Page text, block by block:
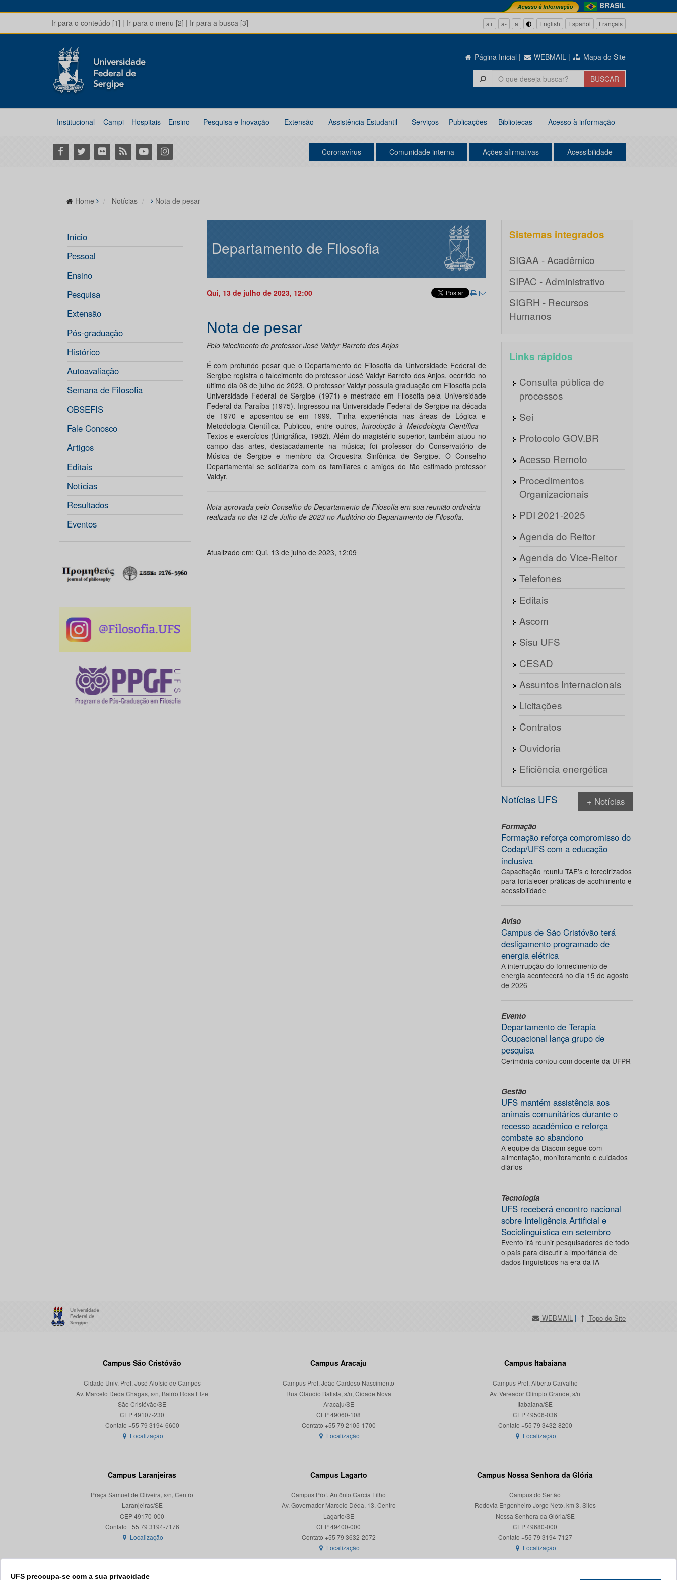
BRASIL
Ir para o conteúdo [1] | Ir para o menu [2] | Ir para a busca [3] a+ a- a English Español Français
Página Inicial | WEBMAIL | Mapa do Site
Institucional Campi Hospitais Ensino Pesquisa e Inovação Extensão Assistência Estudantil Serviços Publicações Bibliotecas Acesso à informação
Facebook
Twitter Flickr RSS YoutubeInstagram Coronavírus Comunidade interna Ações afirmativas Acessibilidade
UFS preocupa-se com a sua privacidade
Home Notícias Nota de pesar
Início
Pessoal
Ensino
Pesquisa
Extensão
Pós-graduação
Histórico
Autoavaliação
Semana de Filosofia
OBSEFIS
Fale Conosco
Artigos
Editais
Notícias
Resultados
Eventos
Departamento de Filosofia
Qui, 13 de julho de 2023, 12:00
Nota de pesar
Pelo falecimento do professor José Valdyr Barreto dos Anjos
É com profundo pesar que o Departamento de Filosofia da Universidade Federal de
Sergipe registra o falecimento do professor José Valdyr Barreto dos Anjos, ocorrido no
último dia 08 de julho de 2023. O professor Valdyr possuía graduação em Filosofia pela
Universidade Federal de Sergipe (1971) e mestrado em Filosofia pela Universidade
Federal da Paraíba (1975). Ingressou na Universidade Federal de Sergipe na década
de 1970 e aposentou-se em 1999. Tinha experiência nas áreas de Lógica e
Metodologia Científica. Publicou, entre outros, Introdução à Metodologia Científica –
Textos e exercícios (Unigráfica, 1982). Além do magistério superior, também atuou no
campo das artes, destacadamente na música; foi professor do Conservatório de
Música de Sergipe e membro da Orquestra Sinfônica de Sergipe. O Conselho
Departamental se solidariza com os familiares e amigos do tão estimado professor
Valdyr.
Nota aprovada pelo Conselho do Departamento de Filosofia em sua reunião ordinária
realizada no dia 12 de Julho de 2023 no Auditório do Departamento de Filosofia.
Atualizado em: Qui, 13 de julho de 2023, 12:09
Sistemas integrados
SIGAA - Acadêmico
SIPAC - Administrativo
SIGRH - Recursos
Humanos
Links rápidos
Consulta pública de
processos
Sei
Protocolo GOV.BR
Acesso Remoto
Procedimentos
Organizacionais
PDI 2021-2025
Agenda do Reitor
Agenda do Vice-Reitor
Telefones
Editais
Ascom
Sisu UFS
CESAD
Assuntos Internacionais
Licitações
Contratos
Ouvidoria
Eficiência energética
Notícias UFS + Notícias
Formação
Formação reforça compromisso do
Codap/UFS com a educação
inclusiva
Capacitação reuniu TAE’s e terceirizados
para fortalecer práticas de acolhimento e
acessibilidade
Aviso
Campus de São Cristóvão terá
desligamento programado de
energia elétrica
A interrupção do fornecimento de
energia acontecerá no dia 15 de agosto
de 2026
Evento
Departamento de Terapia
Ocupacional lança grupo de
pesquisa
Cerimônia contou com docente da UFPR
Gestão
UFS mantém assistência aos
animais comunitários durante o
recesso acadêmico e reforça
combate ao abandono
A equipe da Diacom segue com
alimentação, monitoramento e cuidados
diários
Tecnologia
UFS receberá encontro nacional
sobre Inteligência Artificial e
Sociolinguística em setembro
Evento irá reunir pesquisadores de todo
o país para discutir a importância de
dados linguísticos na era da IA
WEBMAIL | Topo do Site
Campus São Cristóvão
Cidade Univ. Prof. José Aloísio de Campos
Av. Marcelo Deda Chagas, s/n, Bairro Rosa Elze
São Cristóvão/SE
CEP 49107-230
Localização
Campus Aracaju
Campus Prof. João Cardoso Nascimento
Rua Cláudio Batista, s/n, Cidade Nova
Aracaju/SE
CEP 49060-108
Localização
Campus Itabaiana
Campus Prof. Alberto Carvalho
Av. Vereador Olímpio Grande, s/n
Itabaiana/SE
CEP 49506-036
Localização
Campus Laranjeiras
Praça Samuel de Oliveira, s/n, Centro
Laranjeiras/SE
CEP 49170-000
Localização
Campus Lagarto
Campus Prof. Antônio Garcia Filho
Av. Governador Marcelo Déda, 13, Centro
Lagarto/SE
CEP 49400-000
Localização
Campus Nossa Senhora da Glória
Campus do Sertão
Rodovia Engenheiro Jorge Neto, km 3, Silos
Nossa Senhora da Glória/SE
CEP 49680-000
Contato +55 79 3194-7127
Localização